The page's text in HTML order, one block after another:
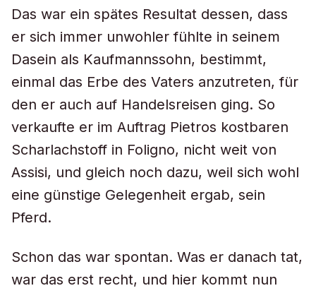
Das war ein spätes Resultat dessen, dass
er sich immer unwohler fühlte in seinem
Dasein als Kaufmannssohn, bestimmt,
einmal das Erbe des Vaters anzutreten, für
den er auch auf Handelsreisen ging. So
verkaufte er im Auftrag Pietros kostbaren
Scharlachstoff in Foligno, nicht weit von
Assisi, und gleich noch dazu, weil sich wohl
eine günstige Gelegenheit ergab, sein
Pferd.
Schon das war spontan. Was er danach tat,
war das erst recht, und hier kommt nun